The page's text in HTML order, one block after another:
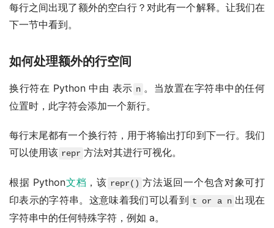
每行之间出现了额外的空白行？对此有一个解释。让我们在
下一节中看到。
如何处理额外的行空间
换行符在 Python 中由 表示 n 。当放置在字符串中的任何
位置时，此字符会添加一个新行。
每行末尾都有一个换行符，用于将输出打印到下一行。我们
可以使用该 repr 方法对其进行可视化。
根据 Python文档 ，该 repr() 方法返回一个包含对象可打
印表示的字符串。这意味着我们可以看到 t or a n 出现在
字符串中的任何特殊字符，例如 a。